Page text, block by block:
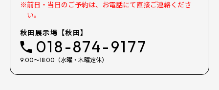
※前日・当日のご予約は、お電話にて直接ご連絡くださ
い。
秋田展示場【秋田】
018-874-9177
9:00～18:00（水曜・木曜定休）